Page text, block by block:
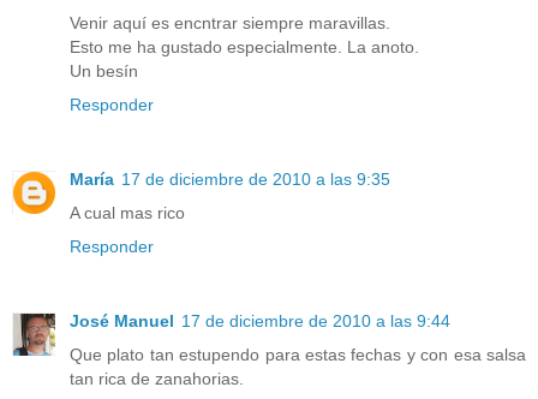
Venir aquí es encntrar siempre maravillas.
Esto me ha gustado especialmente. La anoto.
Un besín
Responder
María 17 de diciembre de 2010 a las 9:35
A cual mas rico
Responder
José Manuel 17 de diciembre de 2010 a las 9:44
Que plato tan estupendo para estas fechas y con esa salsa
tan rica de zanahorias.